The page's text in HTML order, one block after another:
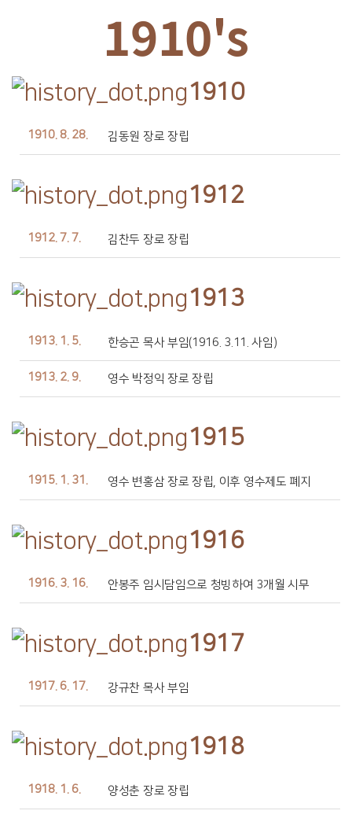
1910's
1910
1910. 8. 28. 김동원 장로 장립
1912
1912. 7. 7. 김찬두 장로 장립
1913
1913. 1. 5. 한승곤 목사 부임(1916. 3.11. 사임)
1913. 2. 9. 영수 박정익 장로 장립
1915
1915. 1. 31. 영수 변홍삼 장로 장립, 이후 영수제도 폐지
1916
1916. 3. 16. 안봉주 임시담임으로 청빙하여 3개월 시무
1917
1917. 6. 17. 강규찬 목사 부임
1918
1918. 1. 6. 양성춘 장로 장립